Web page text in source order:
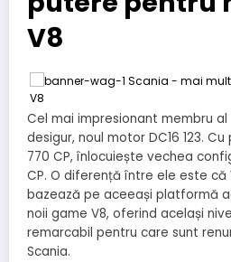
V8
Cel mai impresionant membru
desigur, noul motor DC16 123.
770 CP, înlocuiește vechea
CP. O diferență între ele este că
bazează pe aceeași platformă
noii game V8, oferind același
remarcabil pentru care sunt
Scania.